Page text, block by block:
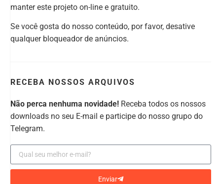
manter este projeto on-line e gratuito.
Se você gosta do nosso conteúdo, por favor, desative
qualquer bloqueador de anúncios.
RECEBA NOSSOS ARQUIVOS
Não perca nenhuma novidade! Receba todos os nossos
downloads no seu E-mail e participe do nosso grupo do
Telegram.
Enviar